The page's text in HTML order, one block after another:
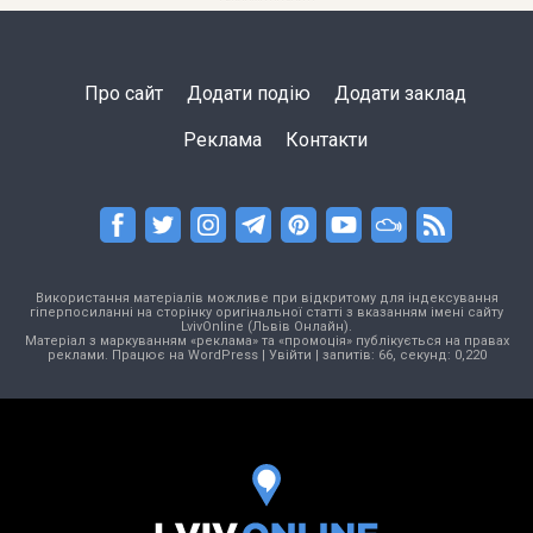
Про сайт Додати подію Додати заклад
Реклама Контакти
Використання матеріалів можливе при відкритому для індексування
гіперпосиланні на сторінку оригінальної статті з вказанням імені сайту
LvivOnline (Львів Онлайн).
Матеріал з маркуванням «реклама» та «промоція» публікується на правах
реклами. Працює на WordPress| Увійти | запитів: 66, секунд: 0,220